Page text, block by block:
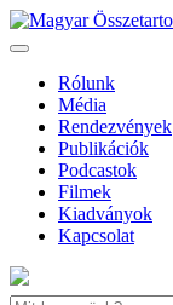
Rólunk
Média
Rendezvények
Publikációk
Podcastok
Filmek
Kiadványok
Kapcsolat